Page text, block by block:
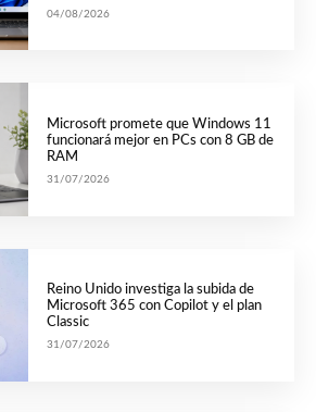
04/08/2026
Microsoft promete que Windows 11
funcionará mejor en PCs con 8 GB de
RAM
31/07/2026
Reino Unido investiga la subida de
Microsoft 365 con Copilot y el plan
Classic
31/07/2026